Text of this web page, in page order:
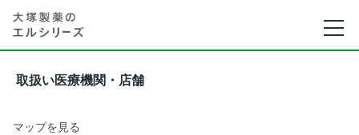
取扱い医療機関・店舗
マップを見る